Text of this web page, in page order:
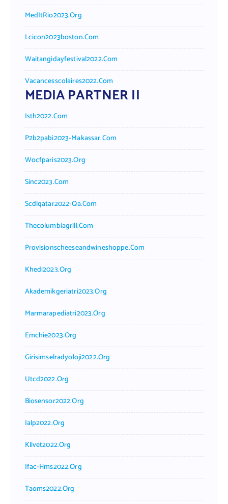
MedItRio2023.org
Lcicon2023boston.com
Waitangidayfestival2022.com
Vacancesscolaires2022.com
MEDIA PARTNER II
Isth2022.com
P2b2pabi2023-Makassar.com
Wocfparis2023.org
Sinc2023.com
Scdlqatar2022-Qa.com
Thecolumbiagrill.com
Provisionscheeseandwineshoppe.com
Khedi2023.org
Akademikgeriatri2023.org
Marmarapediatri2023.org
Emchie2023.org
Girisimselradyoloji2022.org
Utcd2022.org
Biosensor2022.org
Ialp2022.org
Klivet2022.org
Ifac-Hms2022.org
Taoms2022.org